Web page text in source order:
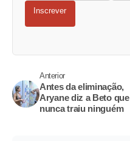
Inscrever
Anterior
Antes da eliminação,
Aryane diz a Beto que
nunca traiu ninguém